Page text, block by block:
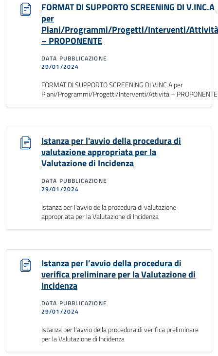
FORMAT DI SUPPORTO SCREENING DI V.INC.A
per
Piani/Programmi/Progetti/Interventi/Attività
– PROPONENTE
DATA PUBBLICAZIONE
29/01/2024
FORMAT DI SUPPORTO SCREENING DI V.INC.A per
Piani/Programmi/Progetti/Interventi/Attività – PROPONENTE
Istanza per l'avvio della procedura di
valutazione appropriata per la
Valutazione di Incidenza
DATA PUBBLICAZIONE
29/01/2024
Istanza per l'avvio della procedura di valutazione
appropriata per la Valutazione di Incidenza
Istanza per l’avvio della procedura di
verifica preliminare per la Valutazione di
Incidenza
DATA PUBBLICAZIONE
29/01/2024
Istanza per l’avvio della procedura di verifica preliminare
per la Valutazione di Incidenza